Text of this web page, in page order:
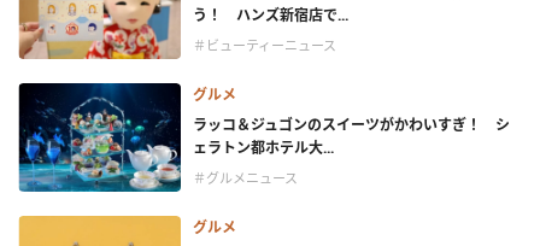
う！ ハンズ新宿店で...
＃ビューティーニュース
グルメ
ラッコ＆ジュゴンのスイーツがかわいすぎ！ シ
ェラトン都ホテル大...
＃グルメニュース
グルメ